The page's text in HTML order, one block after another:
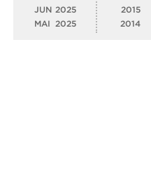
JUN 2025
MAI
2025
2015
2014